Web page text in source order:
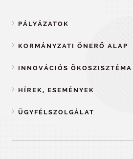
PÁLYÁZATOK
KORMÁNYZATI ÖNERŐ ALAP
INNOVÁCIÓS ÖKOSZISZTÉMA
HÍREK, ESEMÉNYEK
ÜGYFÉLSZOLGÁLAT